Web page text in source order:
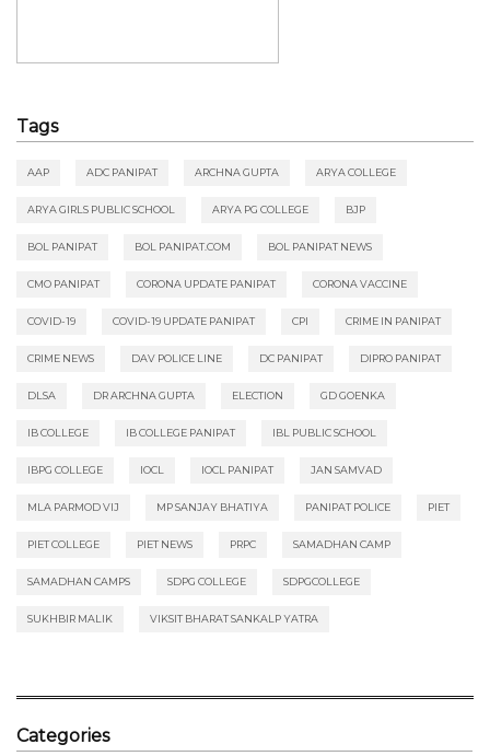
Tags
AAP ADC PANIPAT ARCHNA GUPTA ARYA COLLEGE
ARYA GIRLS PUBLIC SCHOOL ARYA PG COLLEGE BJP
BOL PANIPAT BOL PANIPAT.COM BOL PANIPAT NEWS
CMO PANIPAT CORONA UPDATE PANIPAT CORONA VACCINE
COVID-19 COVID-19 UPDATE PANIPAT CPI CRIME IN PANIPAT
CRIME NEWS DAV POLICE LINE DC PANIPAT DIPRO PANIPAT
DLSA DR ARCHNA GUPTA ELECTION GD GOENKA
IB COLLEGE IB COLLEGE PANIPAT IBL PUBLIC SCHOOL
IBPG COLLEGE IOCL IOCL PANIPAT JAN SAMVAD
MLA PARMOD VIJ MP SANJAY BHATIYA PANIPAT POLICE PIET
PIET COLLEGE PIET NEWS PRPC SAMADHAN CAMP
SAMADHAN CAMPS SDPG COLLEGE SDPGCOLLEGE
SUKHBIR MALIK VIKSIT BHARAT SANKALP YATRA
Categories